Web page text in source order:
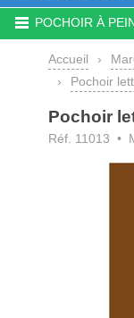
POCHOIR À
Accueil ›
›
Pochoir
Pochoir
Réf. 11013 •